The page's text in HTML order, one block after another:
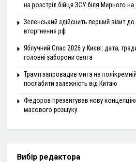
на розстріл бійця ЗСУ біля Мирного
Зеленський здійснить перший візит до
вторгнення рф
Яблучний Спас 2026 у Києві: дата,
головні заборони свята
Трамп запровадив мита на
послабити залежність від Китаю
Федоров презентував нову концепцію
масового розшуку
Вибір редактора